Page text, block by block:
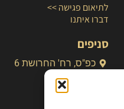
לתיאום פגישה >>
דברו איתנו
סניפים
כפ"ס, רח' החרושת 6